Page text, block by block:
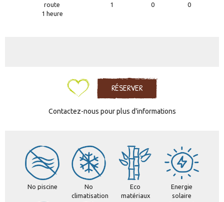
route
1 heure
1
0
0
RÉSERVER
Contactez-nous pour plus d'informations
No piscine
No
climatisation
Eco
matériaux
Energie
solaire